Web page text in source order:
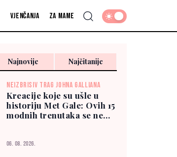
Vjenčanja Za mame
Najnovije Najčitanije
NEIZBRISIV TRAG JOHNA GALLIANA
Kreacije koje su ušle u
historiju Met Gale: Ovih 15
modnih trenutaka se ne
06. 08. 2026.